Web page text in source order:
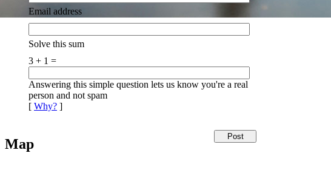
Email address
Solve this sum
3 + 1 =
Answering this simple question lets us know you're a real
person and not spam
[ Why? ]
Map